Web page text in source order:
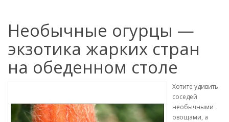
Необычные огурцы —
экзотика жарких стран
на обеденном столе
Хотите удивить
соседей
необычными
овощами, а